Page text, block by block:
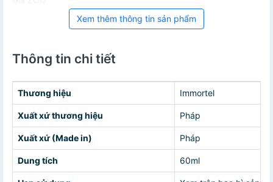
Xem thêm thông tin sản phẩm
Thông tin chi tiết
Thương hiệu Immortel
Xuất xứ thương hiệu Pháp
Xuất xứ (Made in) Pháp
Dung tích 60ml